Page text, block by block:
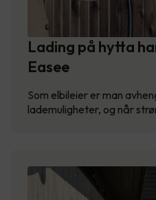
Lading på hytta
Easee
Som elbileier er man
lademuligheter, og når